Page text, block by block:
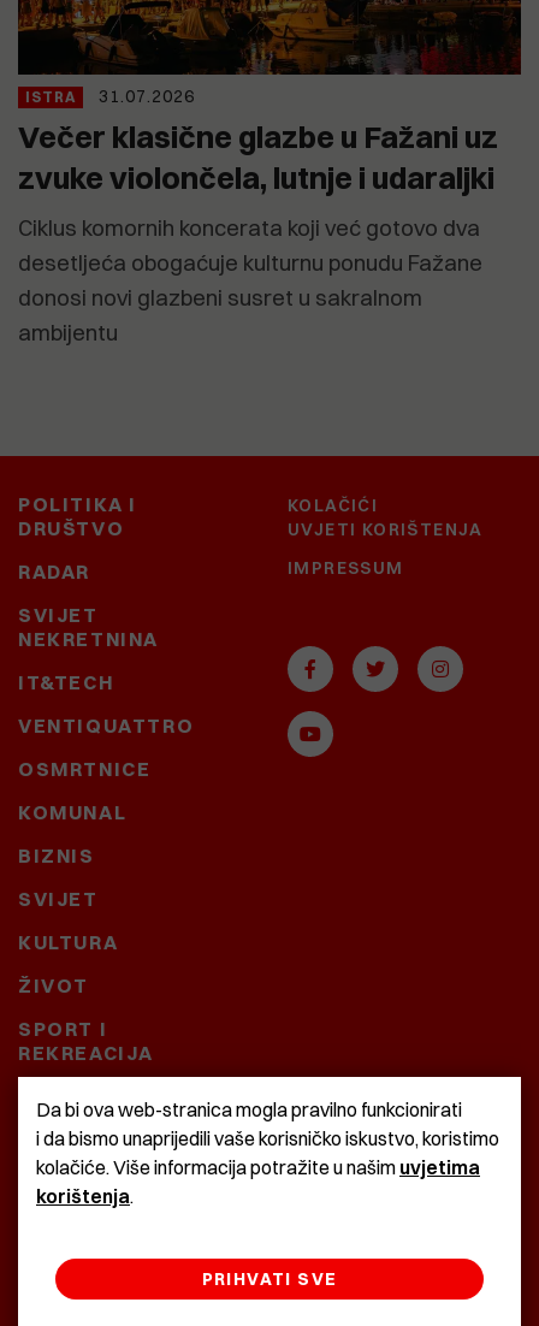
ISTRA 31.07.2026
Večer klasične glazbe u Fažani uz
zvuke violončela, lutnje i udaraljki
Ciklus komornih koncerata koji već gotovo dva
desetljeća obogaćuje kulturnu ponudu Fažane
donosi novi glazbeni susret u sakralnom
ambijentu
POLITIKA I
DRUŠTVO
RADAR
SVIJET
NEKRETNINA
IT&TECH
VENTIQUATTRO
OSMRTNICE
KOMUNAL
BIZNIS
SVIJET
KULTURA
ŽIVOT
SPORT I
REKREACIJA
BAŠTARDINI I PRAVI
KRASNA ZEMLJA
KOLAČIĆI
UVJETI KORIŠTENJA
IMPRESSUM
Da bi ova web-stranica mogla pravilno funkcionirati
i da bismo unaprijedili vaše korisničko iskustvo, koristimo
kolačiće. Više informacija potražite u našim uvjetima
korištenja.
PRIHVATI SVE